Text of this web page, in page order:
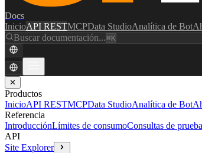
Docs
InicioAPI RESTMCPData StudioAnalítica de Bot
Buscar documentación...⌘K
✕
Productos
InicioAPI RESTMCPData StudioAnalítica de Bot
Referencia
IntroducciónLímites de consumoConsultas de
API
Site Explorer